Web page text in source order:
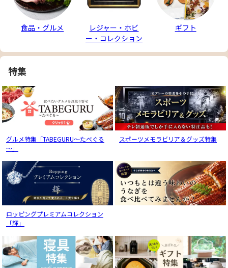
食品・グルメ
レジャー・ホビ
ー・コレクション
ギフト
特集
グルメ特集「TABEGURU～たべぐる
～」
スポーツメモラビリア＆グッズ特集
ロッピングプレミアムコレクション
「輝」